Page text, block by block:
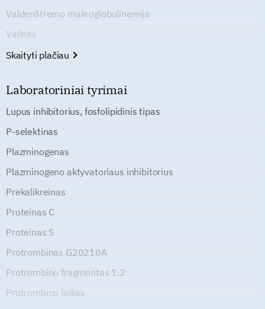
Valdenštremo makroglobulinemija
Valinas
Skaityti plačiau
Laboratoriniai tyrimai
Lupus inhibitorius, fosfolipidinis tipas
P-selektinas
Plazminogenas
Plazminogeno aktyvatoriaus inhibitorius
Prekalikreinas
Proteinas C
Proteinas S
Protrombinas G20210A
Protrombino fragmentas 1.2
Protrombino laikas